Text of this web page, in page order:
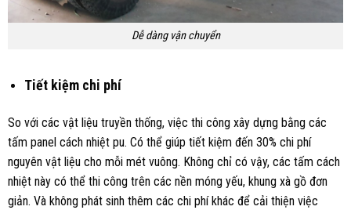
Dễ dàng vận chuyển
Tiết kiệm chi phí
So với các vật liệu truyền thống, việc thi công xây dựng bằng các
tấm panel cách nhiệt pu. Có thể giúp tiết kiệm đến 30% chi phí
nguyên vật liệu cho mỗi mét vuông. Không chỉ có vậy, các tấm cách
nhiệt này có thể thi công trên các nền móng yếu, khung xà gồ đơn
giản. Và không phát sinh thêm các chi phí khác để cải thiện việc